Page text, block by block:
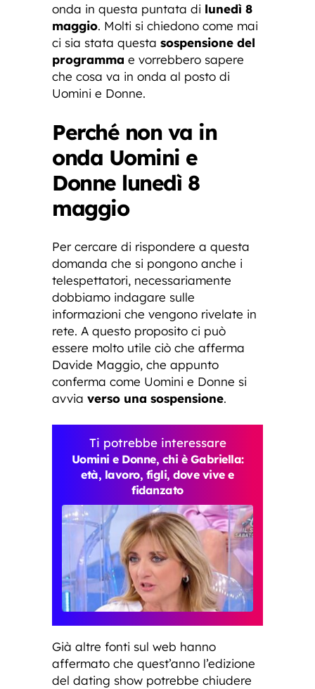
onda in questa puntata di lunedì 8
maggio. Molti si chiedono come mai
ci sia stata questa sospensione del
programma e vorrebbero sapere
che cosa va in onda al posto di
Uomini e Donne.
Perché non va in
onda Uomini e
Donne lunedì 8
maggio
Per cercare di rispondere a questa
domanda che si pongono anche i
telespettatori, necessariamente
dobbiamo indagare sulle
informazioni che vengono rivelate in
rete. A questo proposito ci può
essere molto utile ciò che afferma
Davide Maggio, che appunto
conferma come Uomini e Donne si
avvia verso una sospensione.
Ti potrebbe interessare
Uomini e Donne, chi è Gabriella:
età, lavoro, figli, dove vive e
fidanzato
Già altre fonti sul web hanno
affermato che quest’anno l’edizione
del dating show potrebbe chiudere